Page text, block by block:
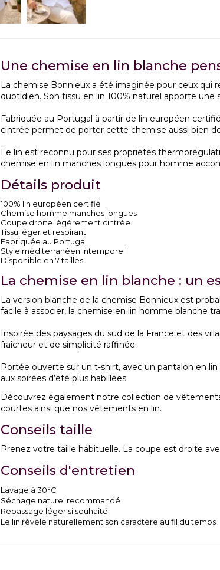
Une chemise en lin blanche
La chemise Bonnieux a été imaginée pour ceux
quotidien. Son tissu en lin 100% naturel apporte
Fabriquée au Portugal à partir de lin européen
cintrée permet de porter cette chemise aussi bien
Le lin est reconnu pour ses propriétés
chemise en lin manches longues pour homme
Détails produit
100% lin européen certifié
Chemise homme manches longues
Coupe droite légèrement cintrée
Tissu léger et respirant
Fabriquée au Portugal
Style méditerranéen intemporel
Disponible en 7 tailles
La chemise en lin blanche : un
La version blanche de la chemise Bonnieux est
facile à associer, la chemise en lin homme blanche
Inspirée des paysages du sud de la France et des
fraîcheur et de simplicité raffinée.
Portée ouverte sur un t-shirt, avec un pantalon en lin
aux soirées d’été plus habillées.
Découvrez également notre collection de
courtes ainsi que nos vêtements en lin.
Conseils taille
Prenez votre taille habituelle. La coupe est droite
Conseils d'entretien
Lavage à 30°C
Séchage naturel recommandé
Repassage léger si souhaité
Le lin révèle naturellement son caractère au fil du temps